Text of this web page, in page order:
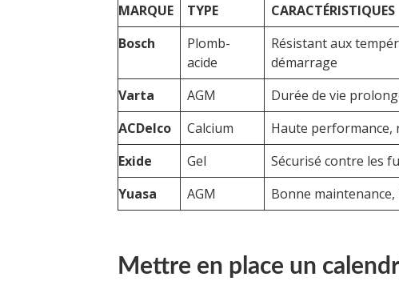
MARQUE TYPE
CARACTÉRISTIQUES
Bosch
Plomb-
acide
Résistant aux
démarrage
Varta
AGM
Durée de vie
ACDelco
Calcium
Haute performance,
Exide
Gel
Sécurisé contre les
Yuasa
AGM Bonne
Mettre en place un